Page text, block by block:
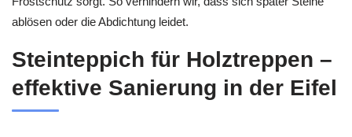
ablösen oder die Abdichtung leidet.
Steinteppich für Holztreppen –
effektive Sanierung in der Eifel